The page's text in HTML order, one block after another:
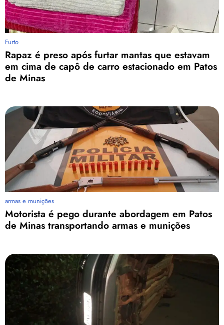
Furto
Rapaz é preso após furtar mantas que estavam
em cima de capô de carro estacionado em Patos
de Minas
armas e munições
Motorista é pego durante abordagem em Patos
de Minas transportando armas e munições